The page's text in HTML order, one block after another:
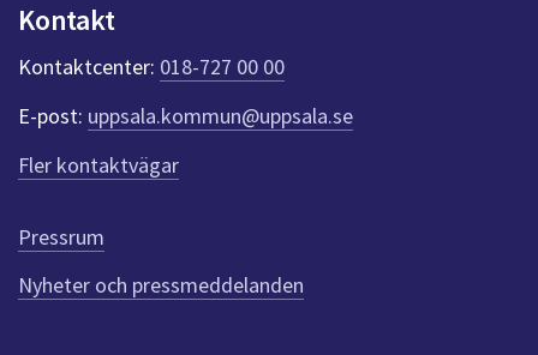
k
t
e
r
f
ö
r
e
n
n
a
Kontakt
Kontaktcenter: 018-727 00 00
E-post: uppsala.kommun@uppsala.se
Fler kontaktvägar
Pressrum
Nyheter och pressmeddelanden